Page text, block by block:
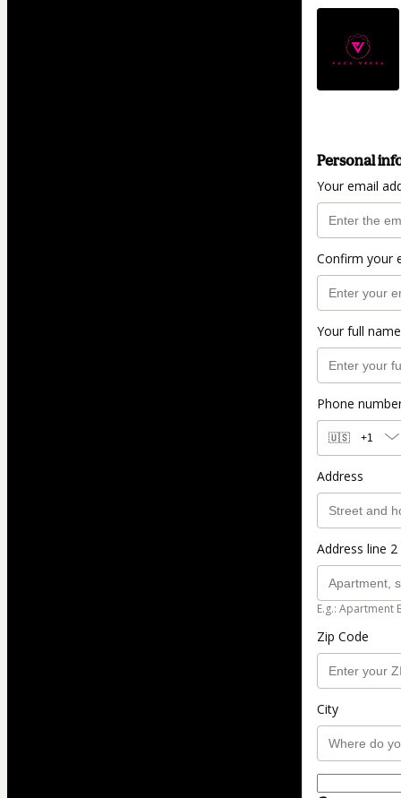
Personal
Your email
Confirm your
Your full name
Phone
🇺🇸 +1
Address
Address line
E.g.: Apartment
Zip Code
City